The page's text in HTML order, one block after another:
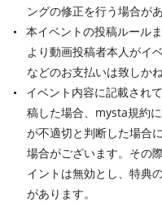
ングの修正を行う場合があ
本イベントの投稿ルール
より動画投稿者本人がイ
などのお支払いは致しかね
イベント内容に記載され
稿した場合、mysta規約
が不適切と判断した場合
場合がございます。その
イントは無効とし、特典
があります。